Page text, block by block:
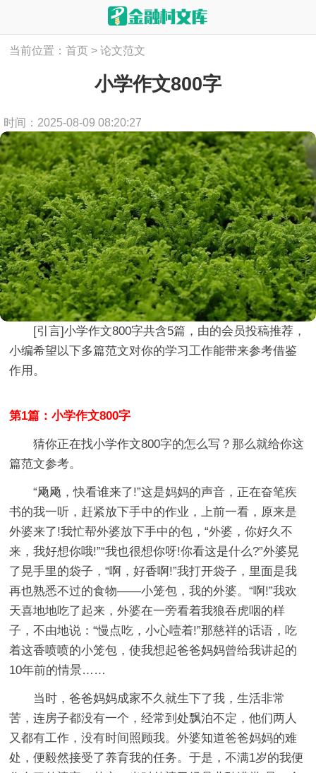
当前位置：首页 > 论文范文
小学作文800字
时间：2025-08-09 08:20:27
[引言]小学作文800字共含5篇，由的会员投稿推荐，
小编希望以下多篇范文对你的学习工作能带来参考借鉴
作用。
第1篇：小学作文800字
猜你正在找小学作文800字的怎么写？那么就给你这
篇范文参考。
“飏飏，快看谁来了!”这是妈妈的声音，正在奋笔疾
书的我一听，赶紧放下手中的作业，上前一看，原来是
外婆来了!我忙帮外婆放下手中的包，“外婆，你好久不
来，我好想你哦!”“我也很想你呀!你看这是什么?”外婆晃
了晃手里的袋子，“啊，好香啊!”我打开袋子，里面是我
再也熟悉不过的食物——小笼包，我的外婆。“啊!”我欢
天喜地地吃了起来，外婆在一旁看着我狼吞虎咽的样
子，不由地说：“慢点吃，小心噎着!”那慈祥的话语，吃
着这香喷喷的小笼包，使我想起爸爸妈妈曾给我讲起的
10年前的情景……
当时，爸爸妈妈成家不久就生下了我，生活非常
苦，连房子都没有一个，经常到处飘泊不定，他们两人
又都有工作，没有时间照顾我。外婆知道爸爸妈妈的难
处，便毅然接受了养育我的任务。于是，不满1岁的我便